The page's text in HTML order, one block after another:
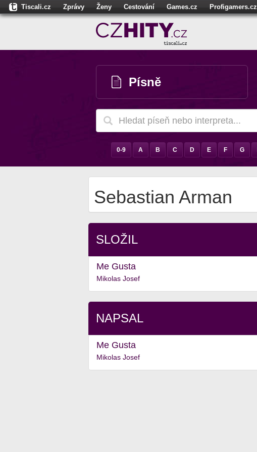
Tiscali.cz Zprávy Ženy Cestování Games.cz Profigamers.cz
Sport Dokina.cz CZhity.cz
Písně
0-9 A B C D E F G
Sebastian Arman
SLOŽIL
Me Gusta
Mikolas Josef
NAPSAL
Me Gusta
Mikolas Josef